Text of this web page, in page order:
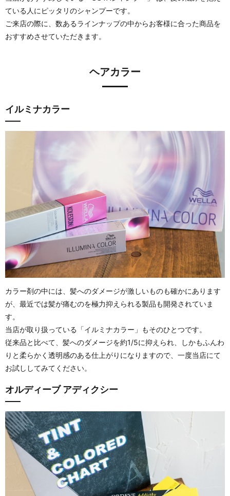
ている人にピッタリのシャンプーです。
ご来店の際に、数あるラインナップの中からお客様に合った商品を
おすすめさせていただきます。
ヘアカラー
イルミナカラー
カラー剤の中には、髪へのダメージが激しいものも確かにあります
が、最近では髪が痛むのを極力抑えられる製品も開発されていま
す。
当店が取り扱っている「イルミナカラー」もそのひとつです。
従来品と比べて、髪へのダメージを約1/5に抑えられ、しかもふんわ
りと柔らかく透明感のある仕上がりになりますので、一度当店にて
お試ししてみてください。
オルディーブ アディクシー